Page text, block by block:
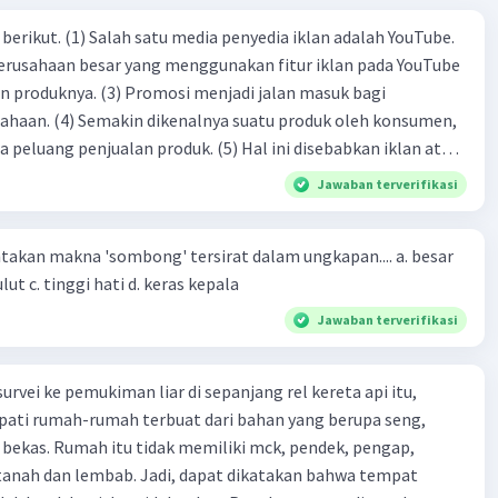
iklan adalah YouTube.
besar yang menggunakan fitur iklan pada YouTube
menjadi jalan masuk bagi
oleh konsumen,
produk. (5) Hal ini disebabkan iklan atau
cara untuk mengenalkan produk perusahaan kepada
(2)
Jawaban terverifikasi
makna 'sombong' tersirat dalam ungkapan.... a. besar
kepala b. besar mulut c. tinggi hati d. keras kepala
Jawaban terverifikasi
ke pemukiman liar di sepanjang rel kereta api itu,
rumah-rumah terbuat dari bahan yang berupa seng,
bekas. Rumah itu tidak memiliki mck, pendek, pengap,
dan lembab. Jadi, dapat dikatakan bahwa tempat